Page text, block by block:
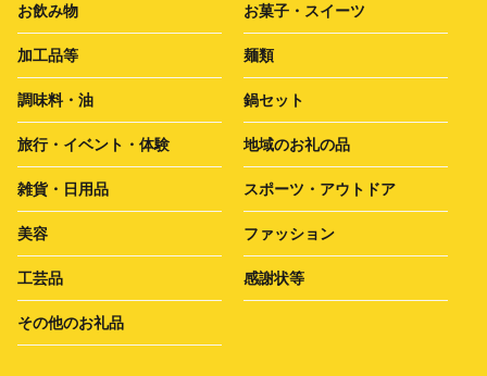
お飲み物 お菓子・スイーツ
加工品等 麺類
調味料・油 鍋セット
旅行・イベント・体験 地域のお礼の品
雑貨・日用品 スポーツ・アウトドア
美容 ファッション
工芸品 感謝状等
その他のお礼品